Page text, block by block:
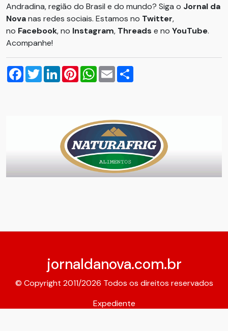
Andradina, região do Brasil e do mundo? Siga o Jornal da
Novanas redes sociais. Estamos no Twitter,
no Facebook, no Instagram, Threads e no YouTube.
Acompanhe!
Facebook
TwitterLinkedInPinterestWhatsApp
Email
jornaldanova.com.br
© Copyright 2011/2026 Todos os direitos reservados
Expediente